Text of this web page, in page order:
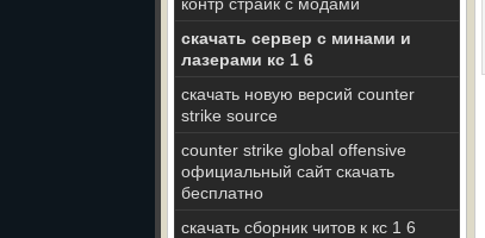
скачать сервер с минами и
лазерами кс 1 6
скачать новую версий counter
strike source
counter strike global offensive
официальный сайт скачать
бесплатно
скачать сборник читов к кс 1 6